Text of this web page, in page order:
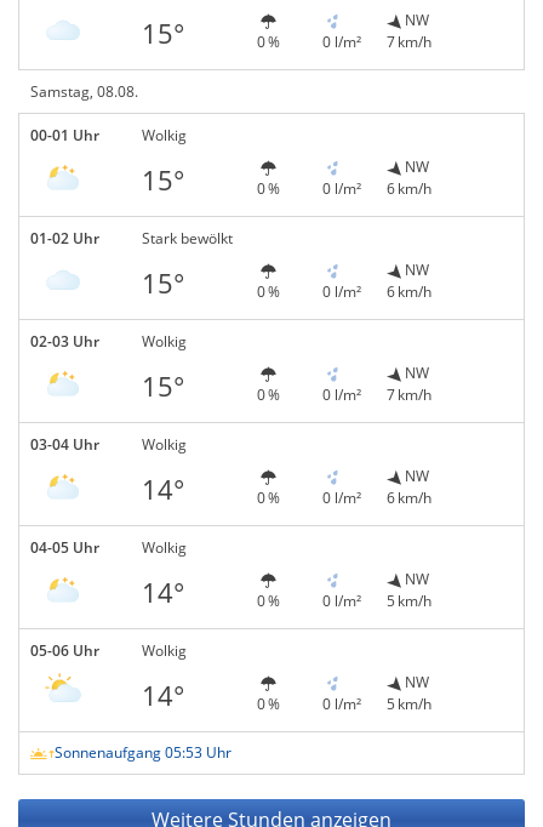
15° 0 % 0 l/m²
NW
7 km/h
Samstag, 08.08.
00-01 Uhr Wolkig
15° 0 % 0 l/m²
NW
6 km/h
01-02 Uhr Stark bewölkt
15° 0 % 0 l/m²
NW
6 km/h
02-03 Uhr Wolkig
15° 0 % 0 l/m²
NW
7 km/h
03-04 Uhr Wolkig
14° 0 % 0 l/m²
NW
6 km/h
04-05 Uhr Wolkig
14° 0 % 0 l/m²
NW
5 km/h
05-06 Uhr Wolkig
14° 0 % 0 l/m²
NW
5 km/h
Sonnenaufgang 05:53 Uhr
Weitere Stunden anzeigen